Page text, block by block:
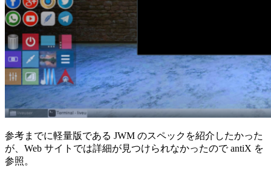
参考までに軽量版である JWM のスペックを紹介したかった
が、Web サイトでは詳細が見つけられなかったので antiX を
参照。